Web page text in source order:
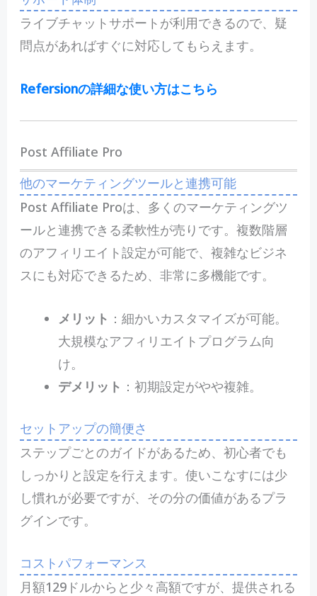
ライブチャットサポートが利用できるので、疑
問点があればすぐに対応してもらえます。
Refersionの詳細な使い方はこちら
Post Affiliate Pro
他のマーケティングツールと連携可能
Post Affiliate Proは、多くのマーケティングツ
ールと連携できる柔軟性が売りです。複数階層
のアフィリエイト設定が可能で、複雑なビジネ
スにも対応できるため、非常に多機能です。
メリット ：細かいカスタマイズが可能。
大規模なアフィリエイトプログラム向
け。
デメリット ：初期設定がやや複雑。
セットアップの簡便さ
ステップごとのガイドがあるため、初心者でも
しっかりと設定を行えます。使いこなすには少
し慣れが必要ですが、その分の価値があるプラ
グインです。
コストパフォーマンス
月額129ドルからと少々高額ですが、提供される